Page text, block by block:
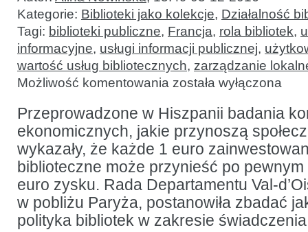
Kategorie: Biblioteki jako kolekcje, Działalność
Tagi: biblioteki publiczne, Francja, rola bibliotek,
informacyjne, usługi informacji publicznej,
wartość usług bibliotecznych, zarządzanie
Możliwość komentowania Próba
pomiaru
bibliotek
społeczność
badania
prowadzone
przez
władze
departamentu
Val-
d’Oise
została wyłączona
Przeprowadzone w Hiszpanii badania
ekonomicznych, jakie przynoszą
wykazały, że każde 1 euro
biblioteczne może przynieść po
euro zysku. Rada Departamentu Val-
w pobliżu Paryża, postanowiła zbadać
polityka bibliotek w zakresie świadczenia